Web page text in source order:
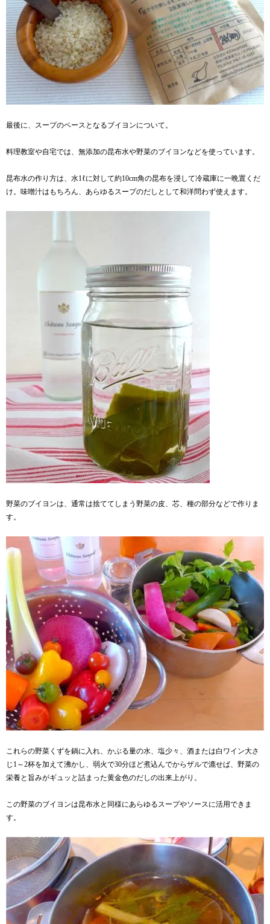
最後に、スープのベースとなるブイヨンについて。
料理教室や自宅では、無添加の昆布水や野菜のブイヨンなどを使っています。
昆布水の作り方は、水1ℓに対して約10cm角の昆布を浸して冷蔵庫に一晩置くだ
け。味噌汁はもちろん、あらゆるスープのだしとして和洋問わず使えます。
野菜のブイヨンは、通常は捨ててしまう野菜の皮、芯、種の部分などで作りま
す。
これらの野菜くずを鍋に入れ、かぶる量の水、塩少々、酒または白ワイン大さ
じ1～2杯を加えて沸かし、弱火で30分ほど煮込んでからザルで漉せば、野菜の
栄養と旨みがギュッと詰まった黄金色のだしの出来上がり。
この野菜のブイヨンは昆布水と同様にあらゆるスープやソースに活用できま
す。